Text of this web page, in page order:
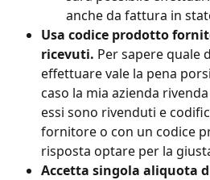
anche da fattura in
Usa codice prodotto
ricevuti. Per sapere quale
effettuare vale la pena
caso la mia azienda
essi sono rivenduti e
fornitore o con un codice
risposta optare per la
Accetta singola aliquota